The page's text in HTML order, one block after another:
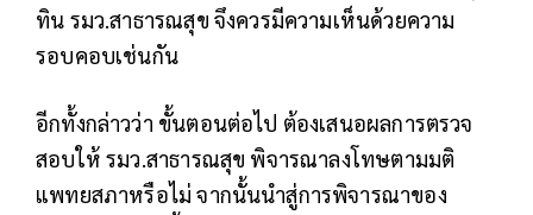
ทิน รมว.สาธารณสุข จึงควรมีความเห็นด้วยความ
รอบคอบเช่นกัน
อีกทั้งกล่าวว่า ขั้นตอนต่อไป ต้องเสนอผลการตรวจ
สอบให้ รมว.สาธารณสุข พิจารณาลงโทษตามมติ
แพทยสภาหรือไม่ จากนั้นนำสู่การพิจารณาของ